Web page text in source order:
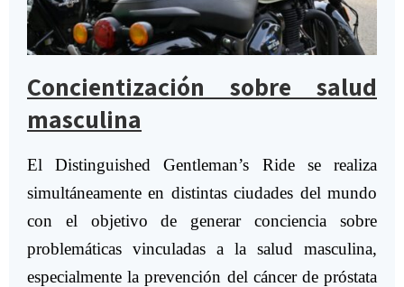
Concientización sobre salud
masculina
El Distinguished Gentleman’s Ride se realiza
simultáneamente en distintas ciudades del mundo
con el objetivo de generar conciencia sobre
problemáticas vinculadas a la salud masculina,
especialmente la prevención del cáncer de próstata